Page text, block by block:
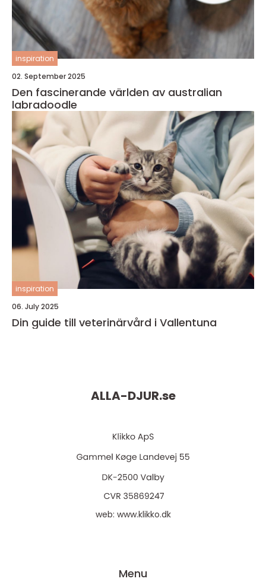
inspiration
02. September 2025
Den fascinerande världen av australian
labradoodle
inspiration
06. July 2025
Din guide till veterinärvård i Vallentuna
ALLA-DJUR.se
web: www.klikko.dk
Menu